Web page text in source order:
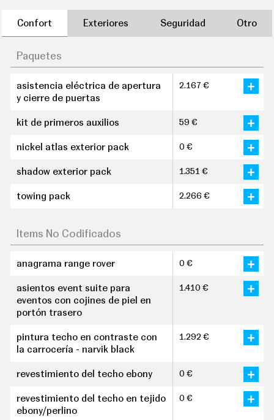
Confort Exteriores Seguridad Otro
Paquetes
asistencia eléctrica de apertura
y cierre de puertas
2.167 €
kit de primeros auxilios 59 €
nickel atlas exterior pack 0 €
shadow exterior pack 1.351 €
towing pack 2.266 €
Items No Codificados
anagrama range rover 0 €
asientos event suite para
eventos con cojines de piel en
portón trasero
1.410 €
pintura techo en contraste con
la carrocería - narvik black
1.292 €
revestimiento del techo ebony 0 €
revestimiento del techo en tejido
ebony/perlino
0 €